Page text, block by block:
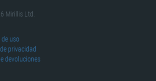
Mirillis Ltd.
uso
privacidad
devoluciones